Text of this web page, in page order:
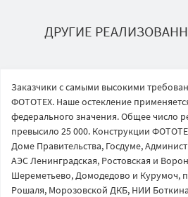
ДРУГИЕ
Заказчики с самыми высокими
ФОТОТЕХ. Наше остекление
федерального значения. Общее число
превысило 25 000. Конструкции
Доме Правительства, Госдуме,
АЭС Ленинградская, Ростовская и
Шереметьево, Домодедово и Курумоч,
Рошаля, Морозовской ДКБ, НИИ